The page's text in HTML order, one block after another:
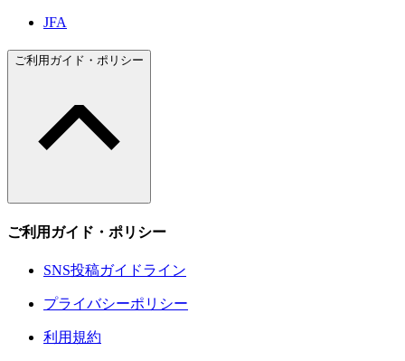
JFA
ご利用ガイド・ポリシー
ご利用ガイド・ポリシー
SNS投稿ガイドライン
プライバシーポリシー
利用規約